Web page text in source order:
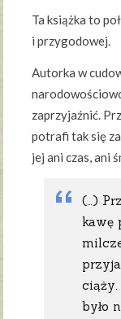
Ta książka to
i przygodowej.
Autorka w
zaprzyjaźnić.
potrafi tak się
jej ani czas, ani
(…)
kawę
ciąży.
było